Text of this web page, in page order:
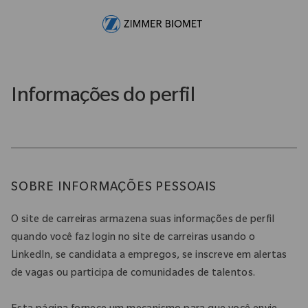
Informações do perfil
SOBRE INFORMAÇÕES PESSOAIS
O site de carreiras armazena suas informações de perfil
quando você faz login no site de carreiras usando o
LinkedIn, se candidata a empregos, se inscreve em alertas
de vagas ou participa de comunidades de talentos.